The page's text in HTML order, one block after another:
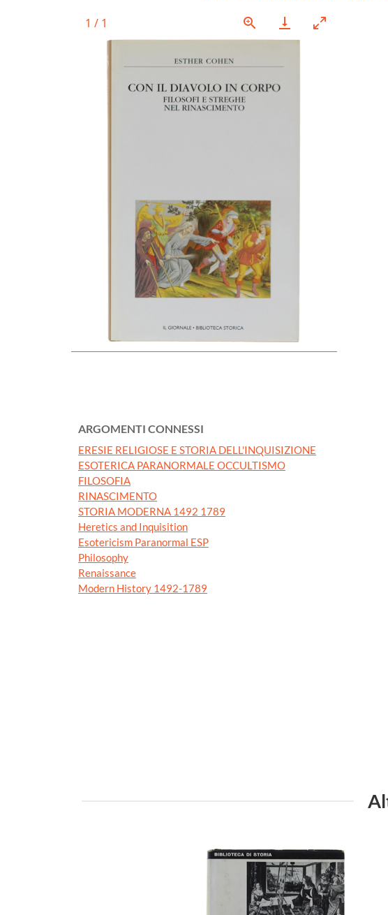
1 / 1
ARGOMENTI CONNESSI
ERESIE RELIGIOSE E STORIA DELL'INQUISIZIONE
ESOTERICA PARANORMALE OCCULTISMO
FILOSOFIA
RINASCIMENTO
STORIA MODERNA 1492 1789
Heretics and Inquisition
Esotericism Paranormal ESP
Philosophy
Renaissance
Modern History 1492-1789